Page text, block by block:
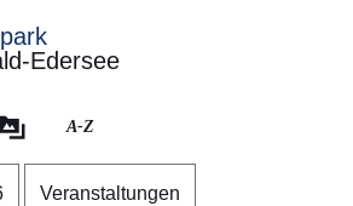
Direkt zum Kopf der
Direkt zum Inhalt
Direkt zum Fuß der
Edersee
A-Z
Veranstaltungen